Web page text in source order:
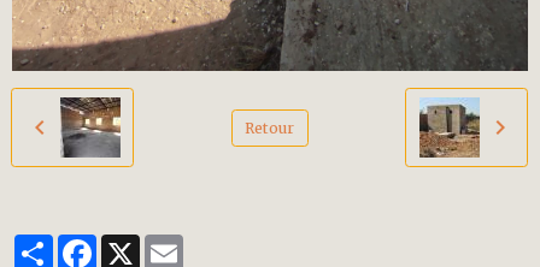
Retour
PartagerFacebook